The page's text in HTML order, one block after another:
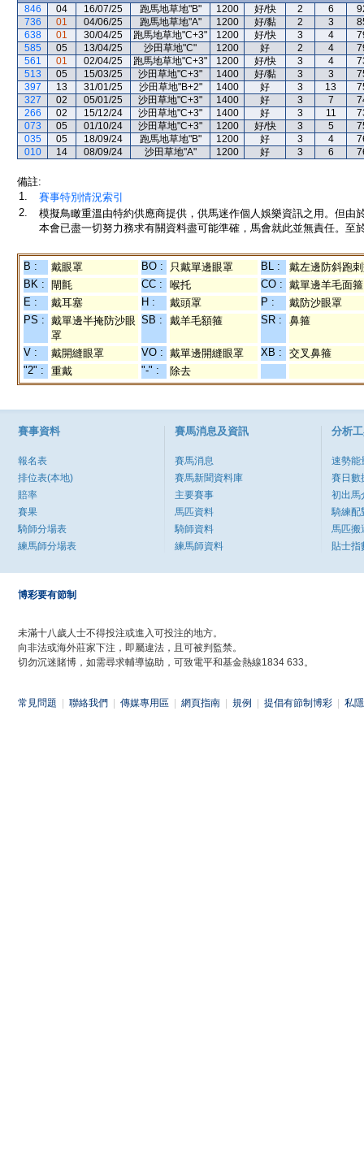
846
04 16/07/25 跑馬地草地"B" 1200 好/快 2 6
736
01 04/06/25 跑馬地草地"A" 1200 好/黏 2 3
638
01 30/04/25 跑馬地草地"C+3" 1200 好/快 3 4
585
05 13/04/25 沙田草地"C" 1200 好 2 4
561
01 02/04/25 跑馬地草地"C+3" 1200 好/快 3 4
513
05 15/03/25 沙田草地"C+3" 1400 好/黏 3 3
397
13 31/01/25 沙田草地"B+2" 1400 好 3 13
327
02 05/01/25 沙田草地"C+3" 1400 好 3 7
266
02 15/12/24 沙田草地"C+3" 1400 好 3 11
073
05 01/10/24 沙田草地"C+3" 1200 好/快 3 5
035
05 18/09/24 跑馬地草地"B" 1200 好 3 4
010
14 08/09/24 沙田草地"A" 1200 好 3 6
備註:
1.
賽事特別情況索引
2.
模擬鳥瞰重溫由特約供應商提供，供馬迷作個人娛樂資訊之用。但
本會已盡一切努力務求有關資料盡可能準確，馬會就此並無責任。至
B : 戴眼罩 BO : 只戴單邊眼罩 BL :
戴左邊防斜跑
BK :
閘氈 CC : 喉托 CO : 戴單邊羊毛面箍
E :
戴耳塞 H : 戴頭罩 P :
戴防沙眼罩
PS : 戴單邊半掩防沙眼
罩
SB : 戴羊毛額箍 SR : 鼻箍
V : 戴開縫眼罩 VO : 戴單邊開縫眼罩 XB :
交叉鼻箍
"2" :
重戴 "-" : 除去
賽事資料
報名表
排位表(本地)
賠率
賽果
騎師分場表
練馬師分場表
賽馬消息及資訊
賽馬消息
賽馬新聞資料庫
主要賽事
馬匹資料
騎師資料
練馬師資料
分析
速勢能
賽日數
初出馬
騎練配
馬匹搬
貼士指
博彩要有節制
未滿十八歲人士不得投注或進入可投注的地方。
向非法或海外莊家下注，即屬違法，且可被判監禁。
切勿沉迷賭博，如需尋求輔導協助，可致電平和基金熱線1834 633。
常見問題 聯絡我們 傳媒專用區 網頁指南 規例 提倡有節制博彩 私